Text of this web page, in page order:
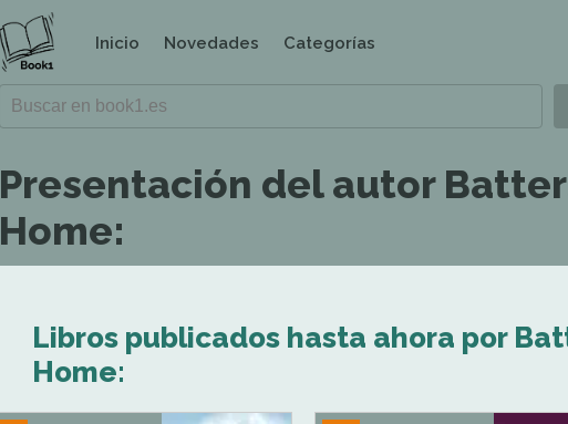
Inicio Novedades Categorías
Presentación del autor
Home:
Libros publicados hasta ahora por
Home: